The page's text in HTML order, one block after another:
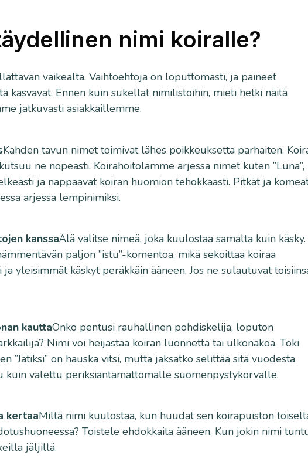
nimi koiralle?
vaikealta. Vaihtoehtoja on loputtomasti, ja paineet
kasvavat. Ennen kuin sukellat nimilistoihin, mieti hetki näitä
jatkuvasti asiakkaillemme.
Kahden tavun nimet toimivat lähes poikkeuksetta parhaiten.
ne nopeasti. Koirahoitolamme arjessa nimet kuten ”Luna”,
ja nappaavat koiran huomion tehokkaasti. Pitkät ja
arjessa lempinimiksi.
kanssaÄlä valitse nimeä, joka kuulostaa samalta kuin käsky.
paljon ”istu”-komentoa, mikä sekoittaa koiraa
yleisimmät käskyt peräkkäin ääneen. Jos ne sulautuvat
kauttaOnko pentusi rauhallinen pohdiskelija, loputon
Nimi voi heijastaa koiran luonnetta tai ulkonäköä. Toki
”Jätiksi” on hauska vitsi, mutta jaksatko selittää sitä vuodesta
kuin valettu periksiantamattomalle suomenpystykorvalle.
kertaaMiltä nimi kuulostaa, kun huudat sen koirapuiston
Toistele ehdokkaita ääneen. Kun jokin nimi
jäljillä.